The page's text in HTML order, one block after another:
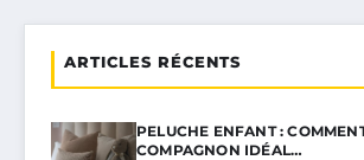
ARTICLES RÉCENTS
PELUCHE ENFANT :
COMPAGNON IDÉAL…